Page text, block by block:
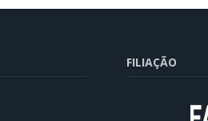
FILIAÇÃO